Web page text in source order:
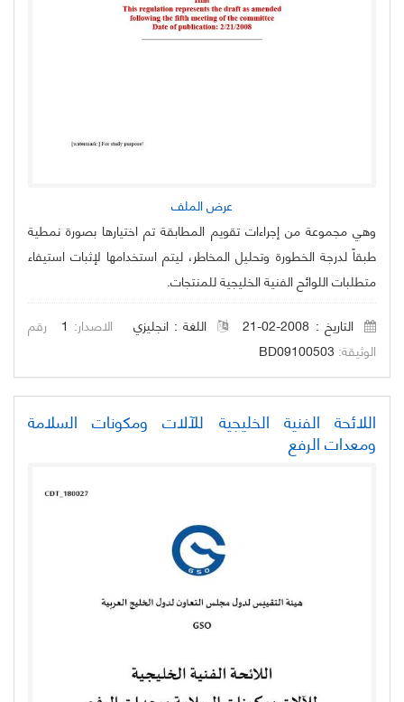
عرض الملف
وهي مجموعة من إجراءات تقويم المطابقة تم اختيارها بصورة نمطية
طبقاً لدرجة الخطورة وتحليل المخاطر، ليتم استخدامها لإثبات استيفاء
متطلبات اللوائح الفنية الخليجية للمنتجات.
التاريخ : 2008-02-21
اللغة :انجليزي الاصدار: 1
رقم
الوثيقة: BD09100503
اللائحة الفنية الخليجية للآلات ومكونات السلامة
ومعدات الرفع